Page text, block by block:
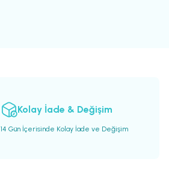
Kolay İade & Değişim
14 Gün İçerisinde Kolay İade ve Değişim